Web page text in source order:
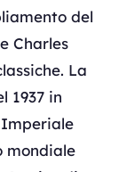
del
Charles
La
1937 in
mondiale